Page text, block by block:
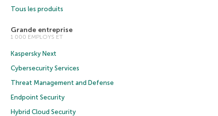
Tous les produits
Grande entreprise
1 000 EMPLOYS ET
Kaspersky Next
Cybersecurity Services
Threat Management and Defense
Endpoint Security
Hybrid Cloud Security